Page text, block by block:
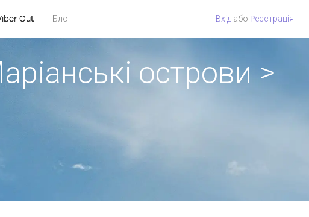
Out Блог Вхід або Pеєстрація
острови >